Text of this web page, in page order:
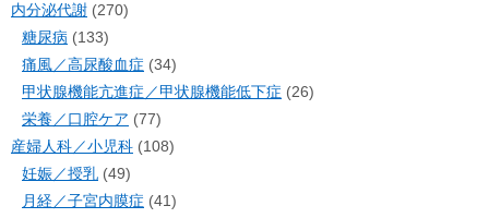
内分泌代謝 (270)
糖尿病 (133)
痛風／高尿酸血症 (34)
甲状腺機能亢進症／甲状腺機能低下症 (26)
栄養／口腔ケア (77)
産婦人科／小児科 (108)
妊娠／授乳 (49)
月経／子宮内膜症 (41)